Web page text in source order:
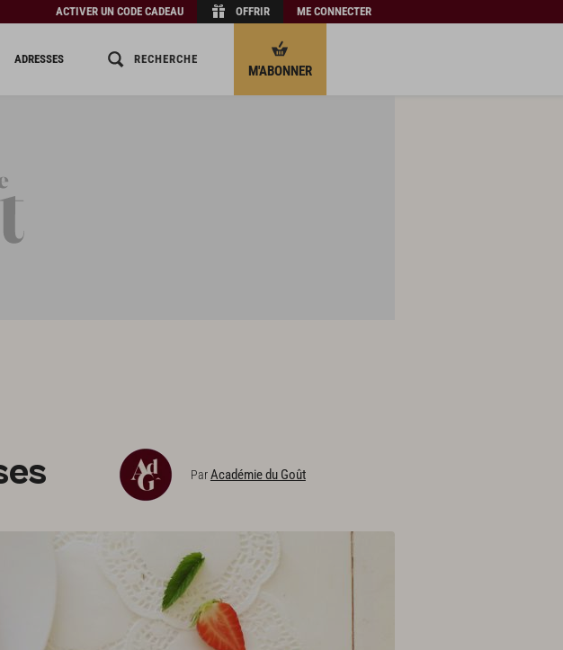
ACTIVER UN CODE CADEAU OFFRIR ME CONNECTER
ADRESSES RECHERCHE
M'ABONNER
ParAcadémie du Goût